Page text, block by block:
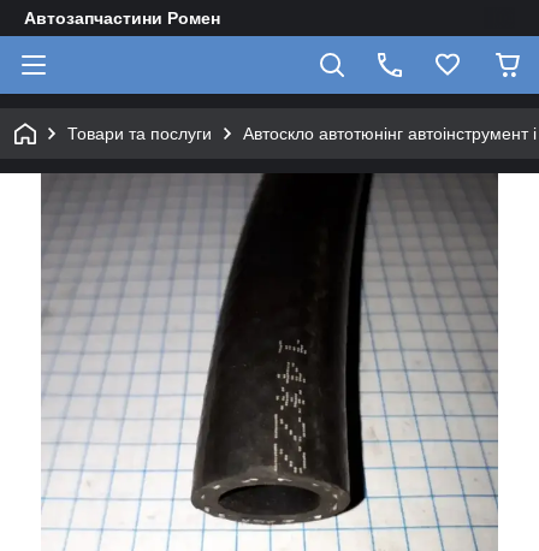
Автозапчастини Ромен
Товари та послуги Автоскло автотюнінг автоінструмент